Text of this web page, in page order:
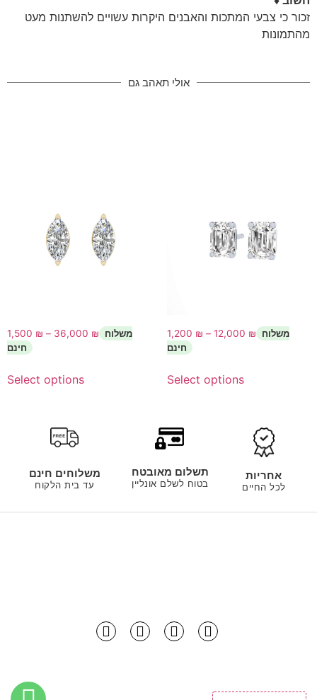
זכור כי צבעי המתכות והאבנים היקרות עשויים להשתנות מעט
מהתמונות
אולי תאהב גם
1,500 ₪ – 36,000 ₪
Select options
1,200 ₪ – 12,000 ₪
Select options
משלוחים חינם
עד בית הלקוח
תשלום מאובטח
בטוח לשלם אונליין
אחריות
לכל החיים